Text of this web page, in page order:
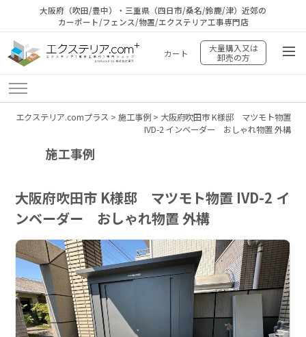
大阪府（吹田/豊中）・三重県（四日市/桑名/鈴鹿/津）近郊の
カーポート/フェンス/物置/エクステリア工事専門店
カート
大量購入又は
卸売の方
エクステリア.comプラス > 施工事例> 大阪府吹田市 K様邸 マツモト物置
IVD-2 インベーダー おしゃれ物置 外構
施工事例
大阪府吹田市 K様邸 マツモト物置 IVD-2 イ
ンベーダー おしゃれ物置 外構